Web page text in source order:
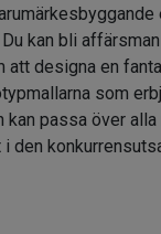
Du kan bli
att designa en
som
kan passa över
den